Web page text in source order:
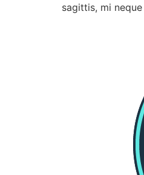
sagittis, mi